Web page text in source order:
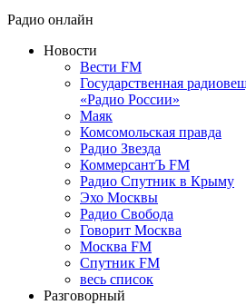
Радио онлайн
Новости
Вести FM
Государственная
«Радио России»
Маяк
Комсомольская правда
Радио Звезда
КоммерсантЪ FM
Радио Спутник в Крыму
Эхо Москвы
Радио Свобода
Говорит Москва
Москва FM
Спутник FM
весь список
Разговорный